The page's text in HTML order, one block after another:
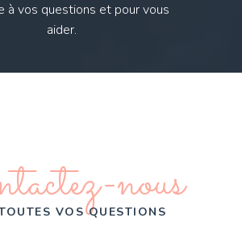
à vos questions et pour vous
aider.
nous
VOS QUESTIONS